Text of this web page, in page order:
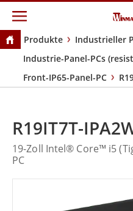
Produkte
Industrieller
Industrie-Panel-PCs
Front-IP65-Panel-PC
R19IT7T-
19-Zoll Intel® Core™ i5
PC